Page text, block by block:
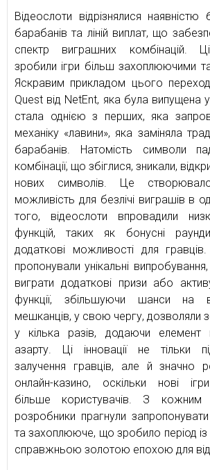
Відеослоти відрізнялися наявністю
барабанів та ліній виплат, що
спектр виграшних комбінацій.
зробили ігри більш захоплюючими та
Яскравим прикладом цього
Quest від NetEnt, яка була випущена
стала однією з перших, яка
механіку «лавини», яка заміняла
барабанів. Натомість символи
комбінації, що збіглися, зникали,
нових символів. Це
можливість для безлічі виграшів в
того, відеослоти впровадили
функцій, таких як бонусні
додаткові можливості для
пропонували унікальні
виграти додаткові призи або
функції, збільшуючи шанси на
мешканців, у свою чергу, дозволяли
у кілька разів, додаючи елемент
азарту. Ці інновації не тільки
залучення гравців, але й значно
онлайн-казино, оскільки нові
більше користувачів. З кожним
розробники прагнули
та захоплююче, що зробило період
справжньою золотою епохою для